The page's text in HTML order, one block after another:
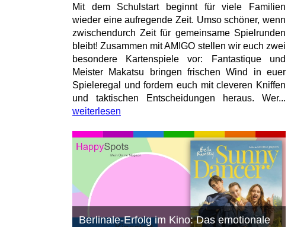
Mit dem Schulstart beginnt für viele Familien
wieder eine aufregende Zeit. Umso schöner, wenn
zwischendurch Zeit für gemeinsame Spielrunden
bleibt! Zusammen mit AMIGO stellen wir euch zwei
besondere Kartenspiele vor: Fantastique und
Meister Makatsu bringen frischen Wind in euer
Spieleregal und fordern euch mit cleveren Kniffen
und taktischen Entscheidungen heraus. Wer...
weiterlesen
Berlinale-Erfolg im Kino: Das emotionale